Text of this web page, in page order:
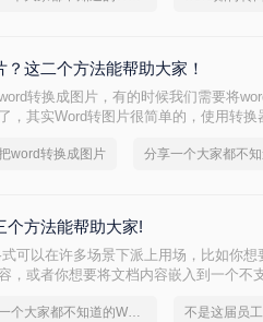
这二个方法能帮助大家！
转换成图片，有的时候我们需要将
，其实Word转图片很简单的，使用转换
word转换成图片
个方法能帮助大家!
可以在许多场景下派上用场，比如你想
，或者你想要将文档内容嵌入到一个不
常用的方法，帮助你轻松将Word文档转
分享一个大家都不知道的Word文档转图片方法